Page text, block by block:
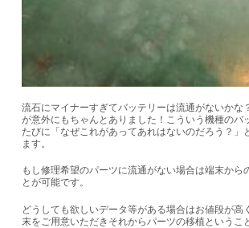
流石にマイナーすぎてバッテリーは流通がないかな
が意外にもちゃんとありました！こういう機種のバ
たびに「なぜこれがあってあれはないのだろう？」
ます。
もし修理希望のパーツに流通がない場合は端末から
とが可能です。
どうしても欲しいデータ等がある場合はお値段が高
末をご用意いただきそれからパーツの移植というこ